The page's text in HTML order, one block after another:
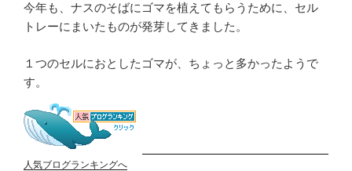
今年も、ナスのそばにゴマを植えてもらうために、セル
トレーにまいたものが発芽してきました。
１つのセルにおとしたゴマが、ちょっと多かったようで
す。
人気ブログランキングへ